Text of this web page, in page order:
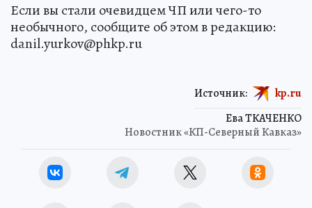
Если вы стали очевидцем ЧП или чего-то
необычного, сообщите об этом в редакцию:
danil.yurkov@phkp.ru
Ева ТКАЧЕНКО
Новостник «КП-Северный Кавказ»
Источник: kp.ru